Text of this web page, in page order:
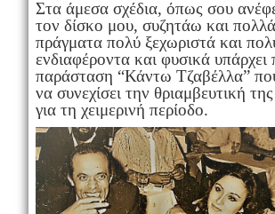
Στα άμεσα σχέδια, όπως σου
τον δίσκο μου, συζητάω και
πράγματα πολύ ξεχωριστά και
ενδιαφέροντα και φυσικά υπάρχει
παράσταση “Κάντω Τζαβέλλα”
να συνεχίσει την θριαμβευτική
για τη χειμερινή περίοδο.